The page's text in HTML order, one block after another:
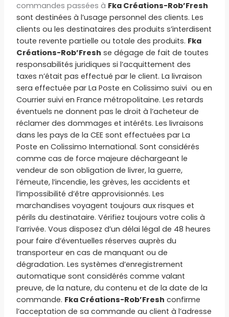
commandes passées à Fka Créations-Rob’Fresh
sont destinées à l’usage personnel des clients. Les
clients ou les destinataires des produits s’interdisent
toute revente partielle ou totale des produits. Fka
Créations-Rob’Fresh se dégage de fait de toutes
responsabilités juridiques si l’acquittement des
taxes n’était pas effectué par le client. La livraison
sera effectuée par La Poste en Colissimo suivi ou en
Courrier suivi en France métropolitaine. Les retards
éventuels ne donnent pas le droit à l’acheteur de
réclamer des dommages et intérêts. Les livraisons
dans les pays de la CEE sont effectuées par La
Poste en Colissimo International. Sont considérés
comme cas de force majeure déchargeant le
vendeur de son obligation de livrer, la guerre,
l’émeute, l’incendie, les grèves, les accidents et
l’impossibilité d’être approvisionnés. Les
marchandises voyagent toujours aux risques et
périls du destinataire. Vérifiez toujours votre colis à
l’arrivée. Vous disposez d’un délai légal de 48 heures
pour faire d’éventuelles réserves auprès du
transporteur en cas de manquant ou de
dégradation. Les systèmes d’enregistrement
automatique sont considérés comme valant
preuve, de la nature, du contenu et de la date de la
commande. Fka Créations-Rob’Fresh confirme
l’acceptation de sa commande au client à l’adresse